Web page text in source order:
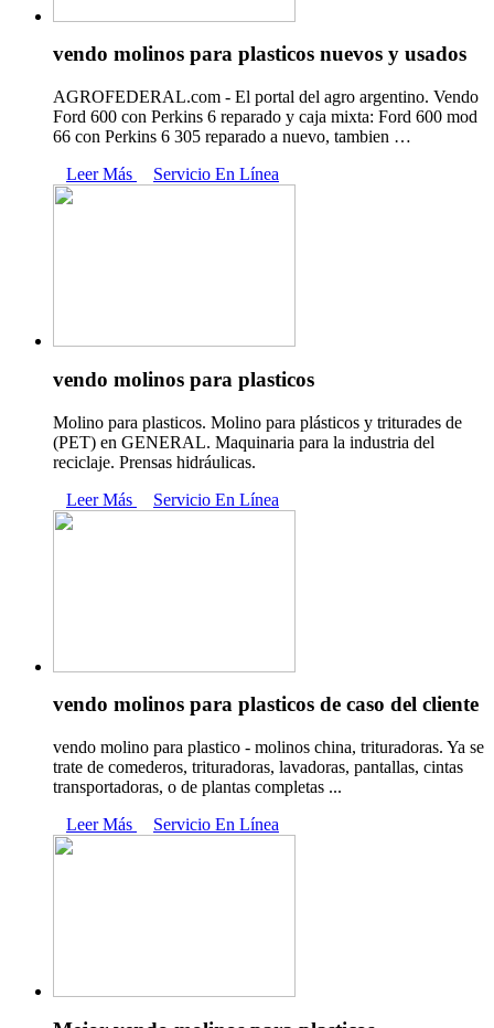
vendo molinos para plasticos nuevos y usados
AGROFEDERAL.com - El portal del agro argentino. Vendo
Ford 600 con Perkins 6 reparado y caja mixta: Ford 600 mod
66 con Perkins 6 305 reparado a nuevo, tambien …
Leer Más
Servicio En Línea
vendo molinos para plasticos
Molino para plasticos. Molino para plásticos y triturades de
(PET) en GENERAL. Maquinaria para la industria del
reciclaje. Prensas hidráulicas.
Leer Más
Servicio En Línea
vendo molinos para plasticos de caso del cliente
vendo molino para plastico - molinos china, trituradoras. Ya se
trate de comederos, trituradoras, lavadoras, pantallas, cintas
transportadoras, o de plantas completas ...
Leer Más
Servicio En Línea